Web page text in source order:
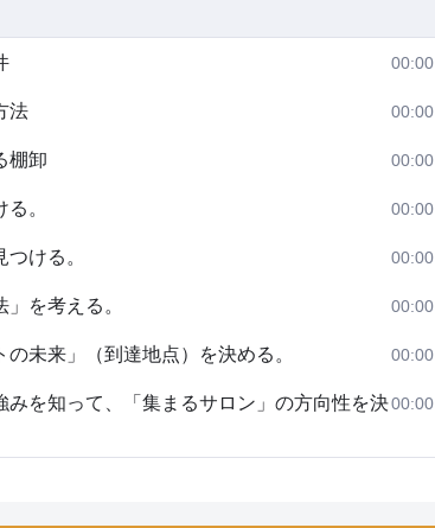
00:00
法 00:00
棚卸 00:00
。 00:00
ける。 00:00
を考える。 00:00
未来」（到達地点）を決める。 00:00
みを知って、「集まるサロン」の方向性を決00:00